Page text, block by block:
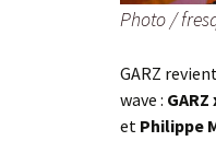
Photo /
GARZ
wave : GARZ
et Philippe